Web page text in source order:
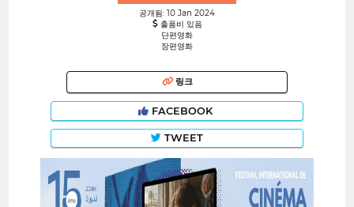
공개됨: 10 Jan 2024
출품비 있음
단편영화
장편영화
링크
FACEBOOK
TWEET